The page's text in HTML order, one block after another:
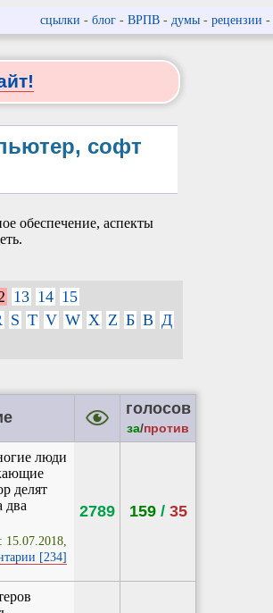
сцылки - блог- ВРПВ- думы- рецензии -
софт
обеспечение, аспекты
13 14 15
S T V W X Z Б В Д
голосов
за/против
люди
делят
два
15.07.2018,
[234]
2789 159/ 35